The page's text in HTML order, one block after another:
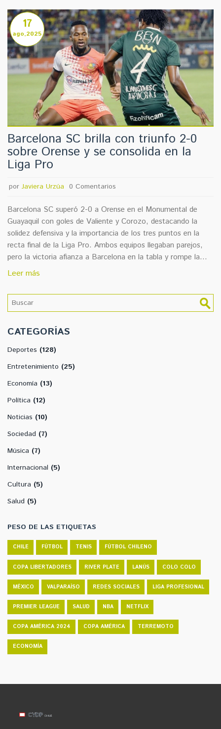
17
ago,2025
Barcelona SC brilla con triunfo 2-0
sobre Orense y se consolida en la
Liga Pro
por Javiera Urzúa 0 Comentarios
Barcelona SC superó 2-0 a Orense en el Monumental de
Guayaquil con goles de Valiente y Corozo, destacando la
solidez defensiva y la importancia de los tres puntos en la
recta final de la Liga Pro. Ambos equipos llegaban parejos,
pero la victoria afianza a Barcelona en la tabla y rompe la
racha de Orense en los enfrentamientos directos.
Leer más
CATEGORÍAS
Deportes (128)
Entretenimiento (25)
Economía (13)
Política (12)
Noticias (10)
Sociedad (7)
Música (7)
Internacional (5)
Cultura (5)
Salud (5)
PESO DE LAS ETIQUETAS
CHILE FÚTBOL TENIS FÚTBOL CHILENO
COPA LIBERTADORES RIVER PLATE LANÚS COLO COLO
MÉXICO VALPARAÍSO REDES SOCIALES LIGA PROFESIONAL
PREMIER LEAGUE SALUD NBA NETFLIX
COPA AMÉRICA 2024 COPA AMÉRICA TERREMOTO
ECONOMÍA